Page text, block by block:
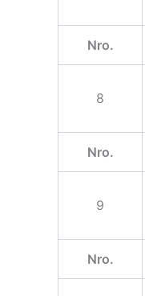
Nro.
8
Nro.
9
Nro.